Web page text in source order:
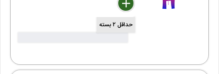
delete
remove
add
حداقل ۲ بسته